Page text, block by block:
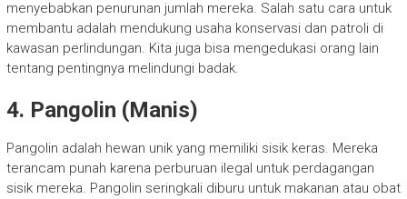
menyebabkan penurunan jumlah mereka. Salah satu cara untuk
membantu adalah mendukung usaha konservasi dan patroli di
kawasan perlindungan. Kita juga bisa mengedukasi orang lain
tentang pentingnya melindungi badak.
4. Pangolin (Manis)
Pangolin adalah hewan unik yang memiliki sisik keras. Mereka
terancam punah karena perburuan ilegal untuk perdagangan
sisik mereka. Pangolin seringkali diburu untuk makanan atau obat